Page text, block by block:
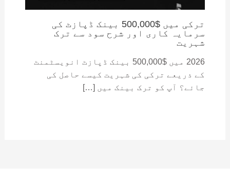
ترکی میں $500,000 بینک ڈپازٹ کی
سرمایہ کاری اور شرح سود سے ترک
شہریت
2026 میں $500,000 بینک ڈپازٹ انویسٹمنٹ
کے ذریعے ترکی کی شہریت کیسے حاصل کی
جائے؟ آپ کو ترک بینک میں […]